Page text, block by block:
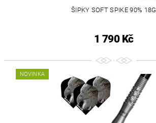
ŠIPKY SOFT SPIKE 90% 18G
1 790 Kč
NOVINKA